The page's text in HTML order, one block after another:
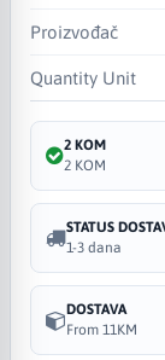
Proizvođač
Quantity Unit
2 KOM
2 KOM
STATUS
1-3 dana
DOSTAVA
From 11KM